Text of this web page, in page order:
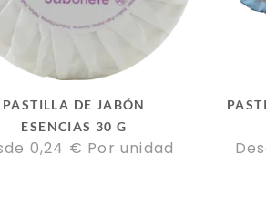
PASTILLA DE JABÓN
ESENCIAS 30 G
0,24 € Por unidad